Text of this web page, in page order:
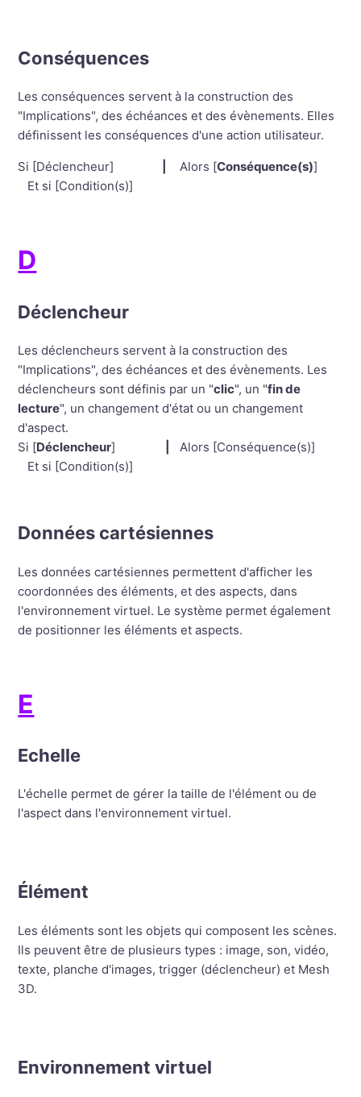
Conséquences
Les conséquences servent à la construction des
"Implications", des échéances et des évènements. Elles
définissent les conséquences d'une action utilisateur.
Si [Déclencheur] Alors [Conséquence(s)]
Et si [Condition(s)]
D
Déclencheur
Les déclencheurs servent à la construction des
"Implications", des échéances et des évènements. Les
déclencheurs sont définis par un "clic", un "fin de
lecture", un changement d'état ou un changement
d'aspect.
Si [Déclencheur] |Alors [Conséquence(s)]
Et si [Condition(s)]
Données cartésiennes
Les données cartésiennes permettent d'afficher les
coordonnées des éléments, et des aspects, dans
l'environnement virtuel. Le système permet également
de positionner les éléments et aspects.
E
Echelle
L'échelle permet de gérer la taille de l'élément ou de
l'aspect dans l'environnement virtuel.
Élément
Les éléments sont les objets qui composent les scènes.
Ils peuvent être de plusieurs types : image, son, vidéo,
texte, planche d'images, trigger (déclencheur) et Mesh
3D.
Environnement virtuel